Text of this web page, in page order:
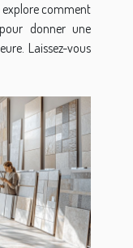
explore comment
donner une
Laissez-vous